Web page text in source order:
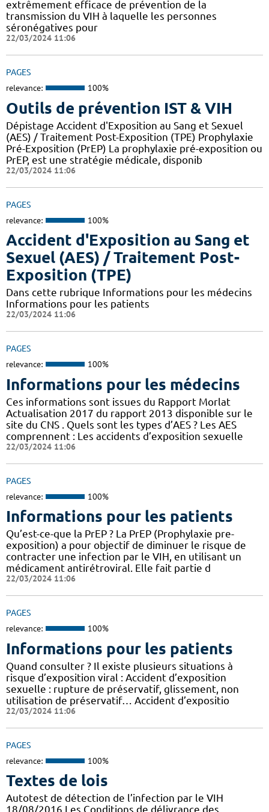
extrêmement efficace de prévention de la
transmission du VIH à laquelle les personnes
séronégatives pour
22/03/2024 11:06
PAGES
relevance: 100%
Outils de prévention IST & VIH
Dépistage Accident d'Exposition au Sang et Sexuel
(AES) / Traitement Post-Exposition (TPE) Prophylaxie
Pré-Exposition (PrEP) La prophylaxie pré-exposition ou
PrEP, est une stratégie médicale, disponib
22/03/2024 11:06
PAGES
relevance: 100%
Accident d'Exposition au Sang et
Sexuel (AES) / Traitement Post-
Exposition (TPE)
Dans cette rubrique Informations pour les médecins
Informations pour les patients
22/03/2024 11:06
PAGES
relevance: 100%
Informations pour les médecins
Ces informations sont issues du Rapport Morlat
Actualisation 2017 du rapport 2013 disponible sur le
site du CNS . Quels sont les types d’AES ? Les AES
comprennent : Les accidents d’exposition sexuelle
22/03/2024 11:06
PAGES
relevance: 100%
Informations pour les patients
Qu’est-ce-que la PrEP ? La PrEP (Prophylaxie pre-
exposition) a pour objectif de diminuer le risque de
contracter une infection par le VIH, en utilisant un
médicament antirétroviral. Elle fait partie d
22/03/2024 11:06
PAGES
relevance: 100%
Informations pour les patients
Quand consulter ? Il existe plusieurs situations à
risque d’exposition viral : Accident d’exposition
sexuelle : rupture de préservatif, glissement, non
utilisation de préservatif… Accident d’expositio
22/03/2024 11:06
PAGES
relevance: 100%
Textes de lois
Autotest de détection de l’infection par le VIH
18/08/2016 Les Conditions de délivrance des